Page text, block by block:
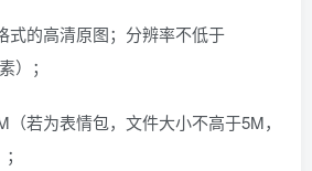
的高清原图；分辨率不低于
）；
若为表情包，文件大小不高于5M，